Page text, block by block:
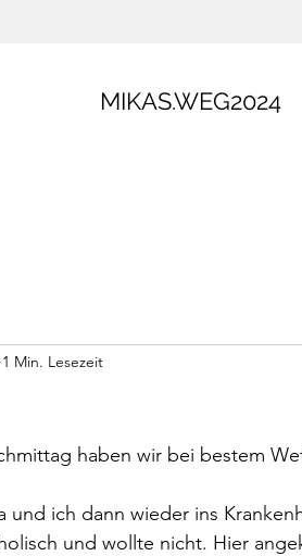
MIKAS.WEG2024
1 Min. Lesezeit
haben wir bei bestem
und ich dann wieder ins
und wollte nicht. Hier